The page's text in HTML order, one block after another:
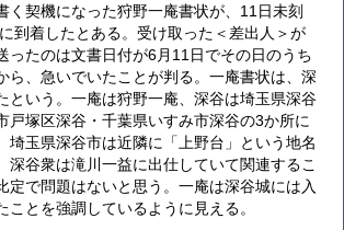
く契機になった狩野一庵書状が、11日未刻
到着したとある。受け取った＜差出人＞が
ったのは文書日付が6月11日でその日のうち
ら、急いでいたことが判る。一庵書状は、深
という。一庵は狩野一庵、深谷は埼玉県深谷
戸塚区深谷・千葉県いすみ市深谷の3か所に
埼玉県深谷市は近隣に「上野台」という地名
深谷衆は滝川一益に出仕していて関連するこ
定で問題はないと思う。一庵は深谷城には入
ことを強調しているように見える。